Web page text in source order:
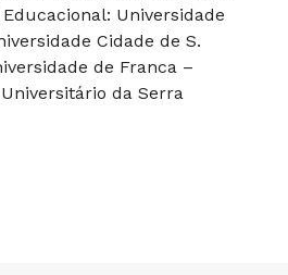
Universidade
Cidade de S.
de Franca –
da Serra